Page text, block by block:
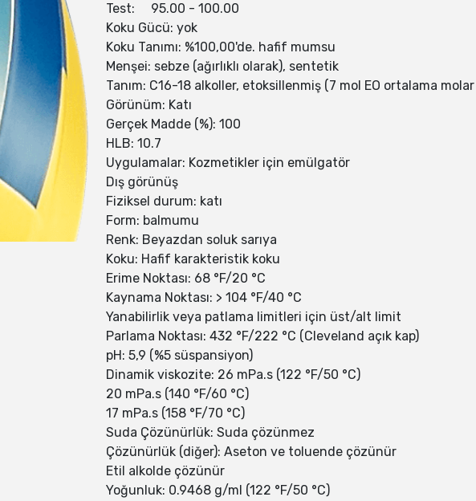
Test: 95.00 - 100.00
Koku Gücü: yok
Koku Tanımı: %100,00'de. hafif mumsu
Menşei: sebze (ağırlıklı olarak), sentetik
Tanım: C16-18 alkoller, etoksillenmiş (7 mol EO ortalama
Görünüm: Katı
Gerçek Madde (%): 100
HLB: 10.7
Uygulamalar: Kozmetikler için emülgatör
Dış görünüş
Fiziksel durum: katı
Form: balmumu
Renk: Beyazdan soluk sarıya
Koku: Hafif karakteristik koku
Erime Noktası: 68 °F/20 °C
Kaynama Noktası: > 104 °F/40 °C
Yanabilirlik veya patlama limitleri için üst/alt limit
Parlama Noktası: 432 °F/222 °C (Cleveland açık kap)
pH: 5,9 (%5 süspansiyon)
Dinamik viskozite: 26 mPa.s (122 °F/50 °C)
20 mPa.s (140 °F/60 °C)
17 mPa.s (158 °F/70 °C)
Suda Çözünürlük: Suda çözünmez
Çözünürlük (diğer): Aseton ve toluende çözünür
Etil alkolde çözünür
Yoğunluk: 0.9468 g/ml (122 °F/50 °C)